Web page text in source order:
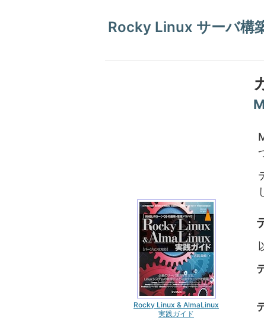
Rocky Linux サーバ構
Rocky Linux & AlmaLinux
実践ガイド